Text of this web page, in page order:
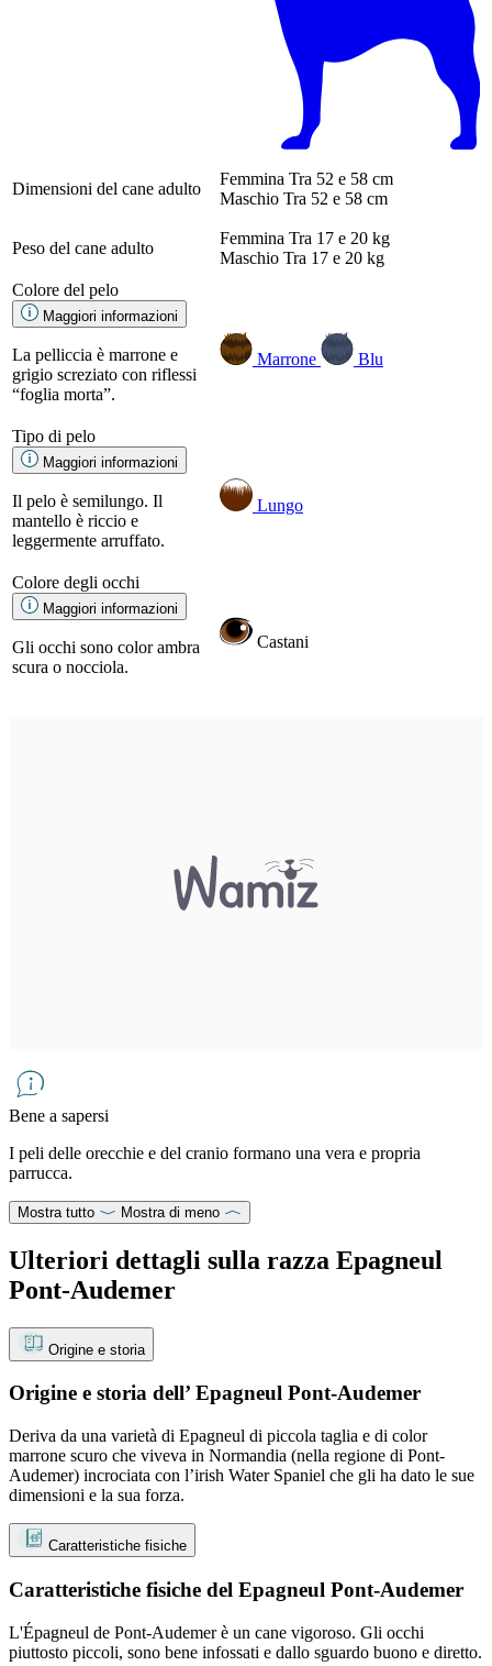
Dimensioni del cane adulto
Femmina Tra 52 e 58 cm
Maschio Tra 52 e 58 cm
Peso del cane adulto
Femmina Tra 17 e 20 kg
Maschio Tra 17 e 20 kg
Colore del pelo
Maggiori informazioni
La pelliccia è marrone e
grigio screziato con riflessi
“foglia morta”.
Marrone Blu
Tipo di pelo
Maggiori informazioni
Il pelo è semilungo. Il
mantello è riccio e
leggermente arruffato.
Lungo
Colore degli occhi
Maggiori informazioni
Gli occhi sono color ambra
scura o nocciola.
Castani
Bene a sapersi
I peli delle orecchie e del cranio formano una vera e propria
parrucca.
Mostra tutto Mostra di meno
Ulteriori dettagli sulla razza Epagneul
Pont-Audemer
Origine e storia
Origine e storia dell’ Epagneul Pont-Audemer
Deriva da una varietà di Epagneul di piccola taglia e di color
marrone scuro che viveva in Normandia (nella regione di Pont-
Audemer) incrociata con l’irish Water Spaniel che gli ha dato le sue
dimensioni e la sua forza.
Caratteristiche fisiche
Caratteristiche fisiche del Epagneul Pont-Audemer
L'Épagneul de Pont-Audemer è un cane vigoroso. Gli occhi
piuttosto piccoli, sono bene infossati e dallo sguardo buono e diretto.